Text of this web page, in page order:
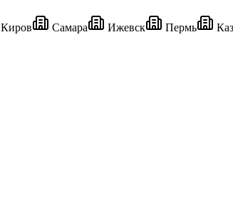
Киров Самара Ижевск Пермь